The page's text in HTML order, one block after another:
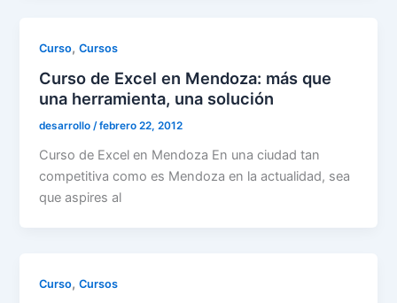
Curso,Cursos
Curso de Excel en Mendoza: más que
una herramienta, una solución
desarrollo/febrero 22, 2012
Curso de Excel en Mendoza En una ciudad tan
competitiva como es Mendoza en la actualidad, sea
que aspires al
Curso,Cursos